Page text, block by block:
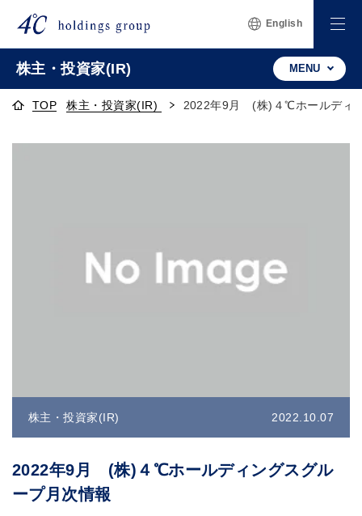
English
株主・投資家(IR) MENU
TOP 株主・投資家(IR) 2022年9月 (株)４℃ホールディ
株主・投資家(IR) 2022.10.07
2022年9月 (株)４℃ホールディングスグル
ープ月次情報